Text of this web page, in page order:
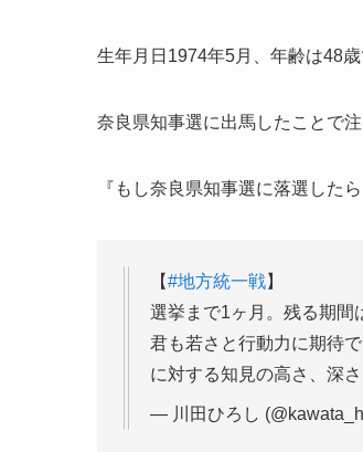
生年月日1974年5月、年齢は48
奈良県知事選に出馬したことで
『もし奈良県知事選に落選した
【#地方統一戦】
選挙まで1ヶ月。残る期間
君も若さと行動力に期待
に対する知見の高さ、深
— 川田ひろし